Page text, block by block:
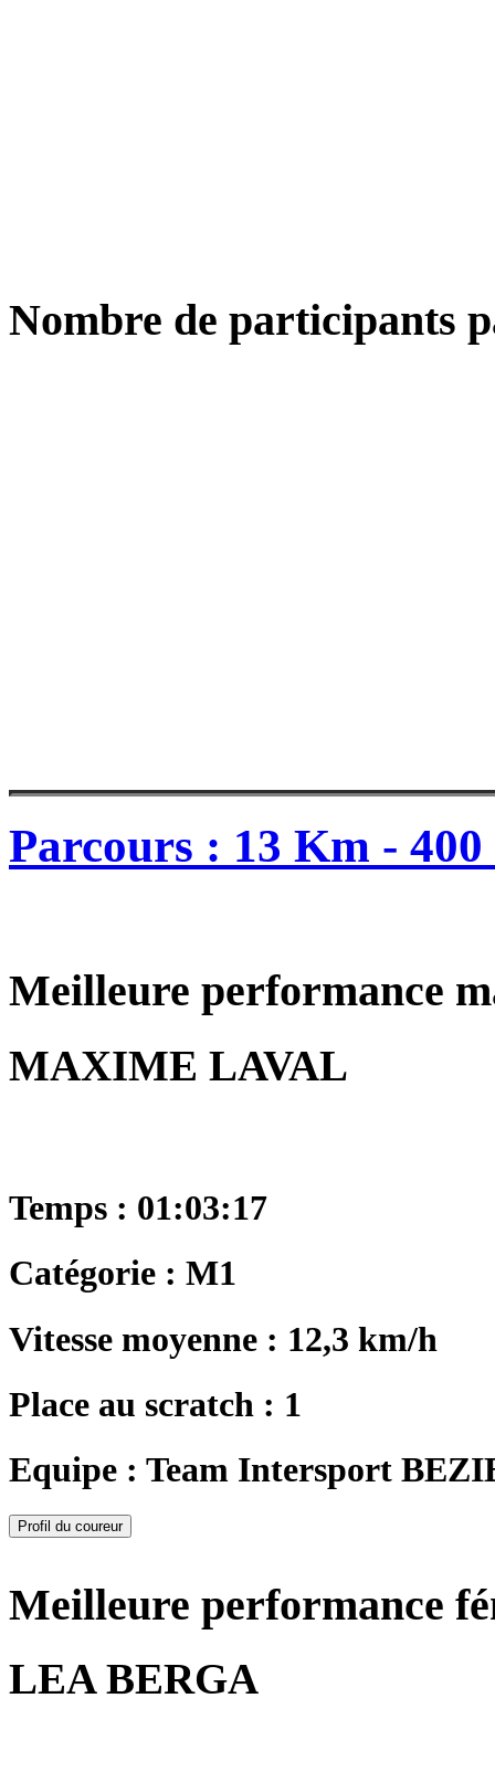
Nombre de participants
Parcours : 13 Km - 400
Meilleure performance
MAXIME LAVAL
Temps : 01:03:17
Catégorie : M1
Vitesse moyenne : 12,3 km/h
Place au scratch : 1
Equipe : Team Intersport
Profil du coureur
Meilleure performance
LEA BERGA